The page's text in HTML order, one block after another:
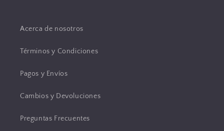
Acerca de nosotros
Términos y Condiciones
Pagos y Envíos
Cambios y Devoluciones
Preguntas Frecuentes